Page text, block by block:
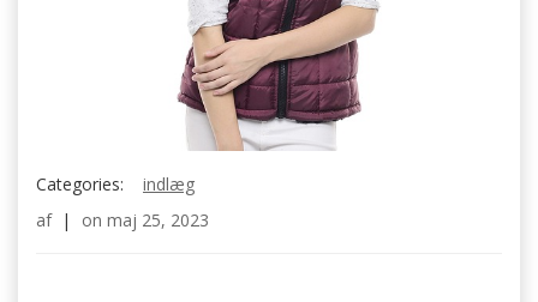
Categories:
indlæg
af | on maj 25, 2023